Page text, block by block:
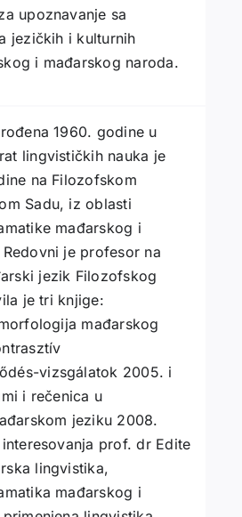
upoznavanje sa
jezičkih i kulturnih
i mađarskog naroda.
1960. godine u
lingvističkih nauka je
na Filozofskom
Sadu, iz oblasti
mađarskog i
je profesor na
jezik Filozofskog
je tri knjige:
mađarskog
vizsgálatok 2005. i
i rečenica u
jeziku 2008.
prof. dr Edite
lingvistika,
mađarskog i